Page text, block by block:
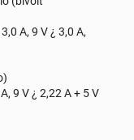
A, 9 V ¿ 3,0 A,
9 V ¿ 2,22 A + 5 V